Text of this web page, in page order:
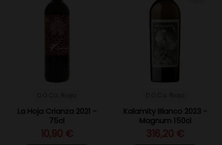
La Hoja Crianza 2021 -
75cl
10,90 €
Kalamity Blanco 2023 -
Magnum 150cl
316,20 €